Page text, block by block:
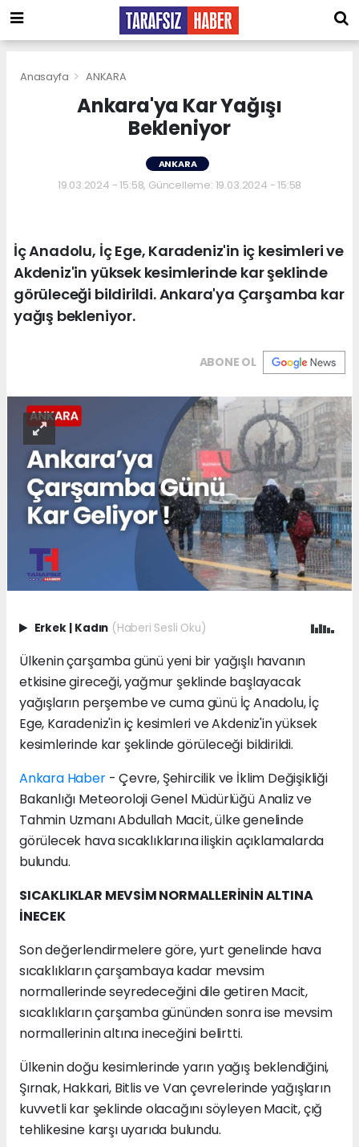
Anasayfa ANKARA
Ankara'ya Kar Yağışı
Bekleniyor
ANKARA
19.03.2024 - 15:58, Güncelleme: 19.03.2024 - 15:58
İç Anadolu, İç Ege, Karadeniz'in iç kesimleri ve
Akdeniz'in yüksek kesimlerinde kar şeklinde
görüleceği bildirildi. Ankara'ya Çarşamba kar
yağış bekleniyor.
ABONE OL
Erkek | Kadın (Haberi Sesli Oku)
Ülkenin çarşamba günü yeni bir yağışlı havanın
etkisine gireceği, yağmur şeklinde başlayacak
yağışların perşembe ve cuma günü İç Anadolu, İç
Ege, Karadeniz'in iç kesimleri ve Akdeniz'in yüksek
kesimlerinde kar şeklinde görüleceği bildirildi.
Ankara Haber- Çevre, Şehircilik ve İklim Değişikliği
Bakanlığı Meteoroloji Genel Müdürlüğü Analiz ve
Tahmin Uzmanı Abdullah Macit, ülke genelinde
görülecek hava sıcaklıklarına ilişkin açıklamalarda
bulundu.
SICAKLIKLAR MEVSİM NORMALLERİNİN ALTINA
İNECEK
Son değerlendirmelere göre, yurt genelinde hava
sıcaklıkların çarşambaya kadar mevsim
normallerinde seyredeceğini dile getiren Macit,
sıcaklıkların çarşamba gününden sonra ise mevsim
normallerinin altına ineceğini belirtti.
Ülkenin doğu kesimlerinde yarın yağış beklendiğini,
Şırnak, Hakkari, Bitlis ve Van çevrelerinde yağışların
kuvvetli kar şeklinde olacağını söyleyen Macit, çığ
tehlikesine karşı uyarıda bulundu.